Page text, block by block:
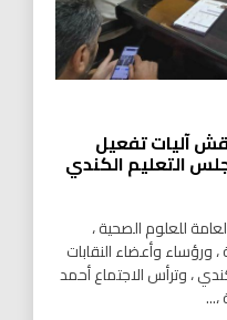
آليات تفعيل
التعليم الكندي
للعلوم الصحية ،
ورؤساء وأعضاء النقابات
، وترأس الاجتماع أحمد